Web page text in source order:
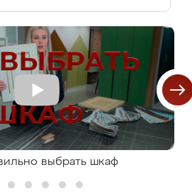
выбрать шкаф